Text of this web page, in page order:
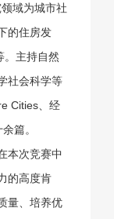
域为城市社
的住房发
。主持自然
社会科学等
Cities、经
篇。
本次竞赛中
的高度肯
量、培养优